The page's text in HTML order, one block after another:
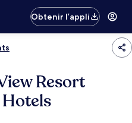
Obtenir l’appli
Resort